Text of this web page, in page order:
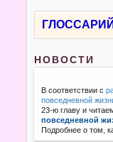
ГЛОССАРИЙ
НОВОСТИ
В соответствии с
повседневной
23-ю главу и
повседневной
Подробнее о том,